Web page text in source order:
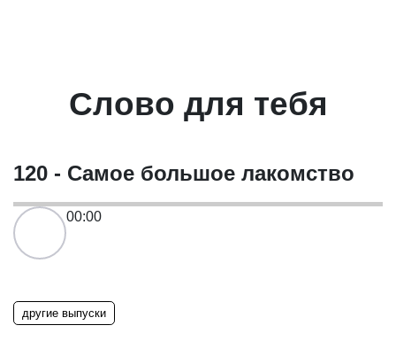
Слово для тебя
120 - Самое большое лакомство
00:00
другие выпуски